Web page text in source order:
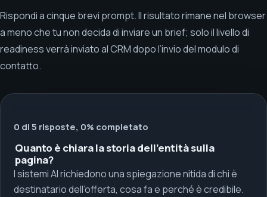
Rispondi a cinque brevi prompt. Il risultato rimane nel browser
a meno che tu non decida di inviare un brief; solo il livello di
readiness verrà inviato al CRM dopo l’invio del modulo di
contatto.
0 di 5 risposte, 0% completato
Quanto è chiara la storia dell’entità sulla
pagina?
I sistemi AI richiedono una spiegazione nitida di chi è
destinatario dell’offerta, cosa fa e perché è credibile.